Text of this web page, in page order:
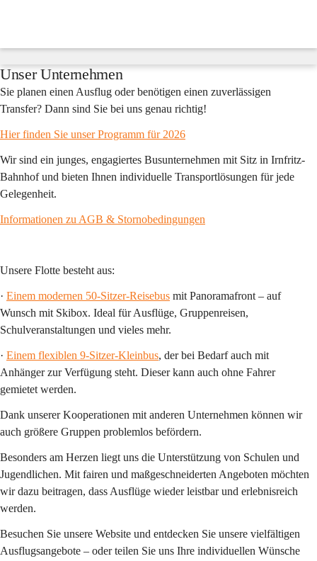
nach
und
mehr...
Unser Unternehmen
Sie planen einen Ausflug oder benötigen einen zuverlässigen
Transfer? Dann sind Sie bei uns genau richtig!
Hier finden Sie unser Programm für 2026
Wir sind ein junges, engagiertes Busunternehmen mit Sitz in Irnfritz-
Bahnhof und bieten Ihnen individuelle Transportlösungen für jede
Gelegenheit.
Informationen zu AGB & Stornobedingungen
Unsere Flotte besteht aus:
· Einem modernen 50-Sitzer-Reisebus mit Panoramafront – auf
Wunsch mit Skibox. Ideal für Ausflüge, Gruppenreisen,
Schulveranstaltungen und vieles mehr.
· Einem flexiblen 9-Sitzer-Kleinbus, der bei Bedarf auch mit
Anhänger zur Verfügung steht. Dieser kann auch ohne Fahrer
gemietet werden.
Dank unserer Kooperationen mit anderen Unternehmen können wir
auch größere Gruppen problemlos befördern.
Besonders am Herzen liegt uns die Unterstützung von Schulen und
Jugendlichen. Mit fairen und maßgeschneiderten Angeboten möchten
wir dazu beitragen, dass Ausflüge wieder leistbar und erlebnisreich
werden.
Besuchen Sie unsere Website und entdecken Sie unsere vielfältigen
Ausflugsangebote – oder teilen Sie uns Ihre individuellen Wünsche